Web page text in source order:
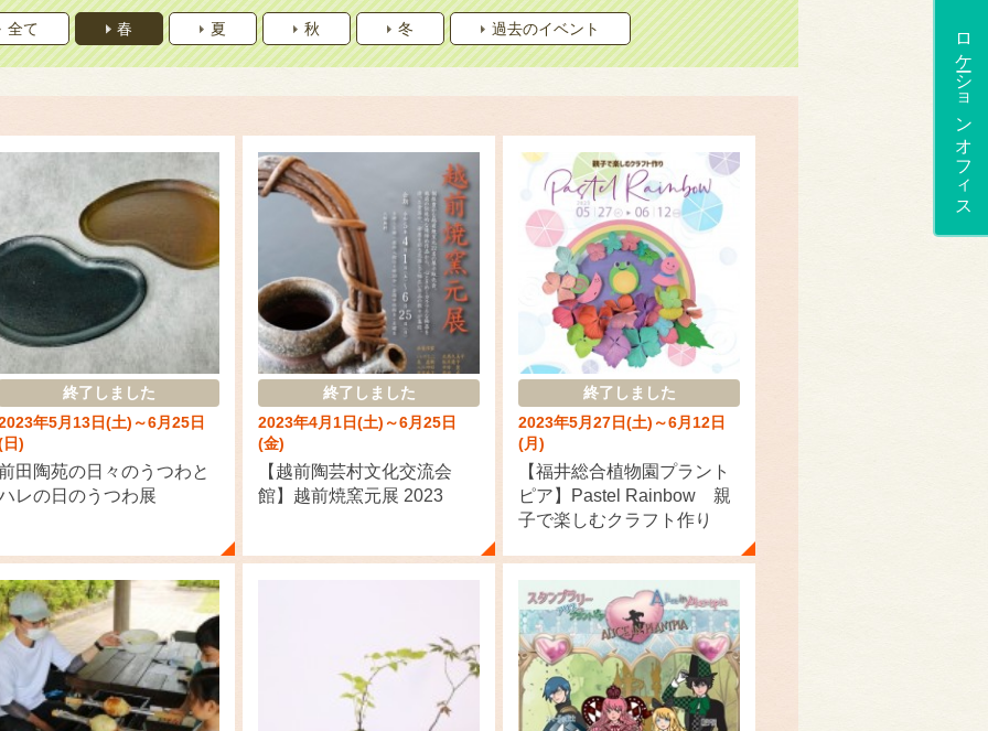
全て 春 夏 秋 冬 過去のイベント
終了しました
年5月13日(土)～6月25日
日)
田陶苑の日々のうつわと
レの日のうつわ展
終了しました
2023年4月1日(土)～6月25日
(金)
【越前陶芸村文化交流会
館】越前焼窯元展 2023
終了しました
2023年5月27日(土)～6月12日
(月)
【福井総合植物園プラント
ピア】Pastel Rainbow 親
子で楽しむクラフト作り
ロケーションオフィス